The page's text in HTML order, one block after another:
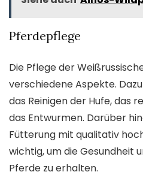
Pferdepflege
Die Pflege der
verschiedene Aspekte.
das Reinigen der Hufe, das
das Entwurmen. Darüber
Fütterung mit qualitativ
wichtig, um die Gesundheit
Pferde zu erhalten.